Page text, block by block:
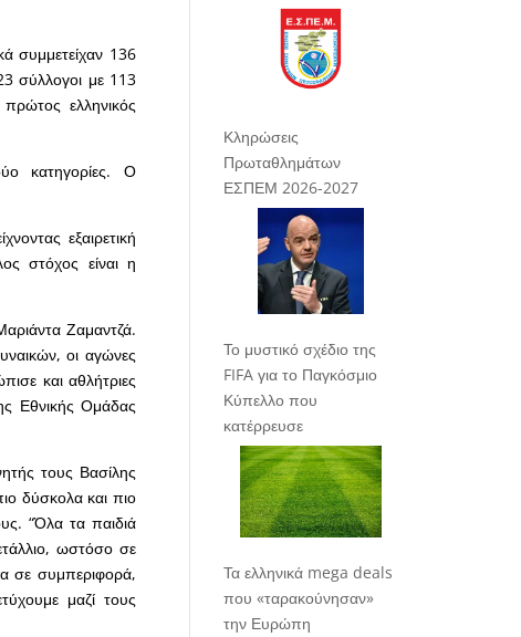
συμμετείχαν 136
σύλλογοι με 113
ελληνικός
κατηγορίες. Ο
εξαιρετική
στόχος είναι η
Ζαμαντζά.
οι αγώνες
και αθλήτριες
Εθνικής Ομάδας
τους Βασίλης
δύσκολα και πιο
“Όλα τα παιδιά
ωστόσο σε
σε συμπεριφορά,
μαζί τους
Κληρώσεις
Πρωταθλημάτων
ΕΣΠΕΜ 2026-2027
Το μυστικό σχέδιο της
FIFA για το Παγκόσμιο
Κύπελλο που
κατέρρευσε
Τα ελληνικά mega deals
που «ταρακούνησαν»
την Ευρώπη